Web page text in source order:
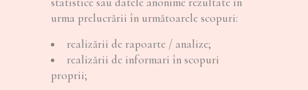
urma prelucrării în următoarele scopuri:
realizării de rapoarte / analize;
realizării de informari în scopuri
proprii;